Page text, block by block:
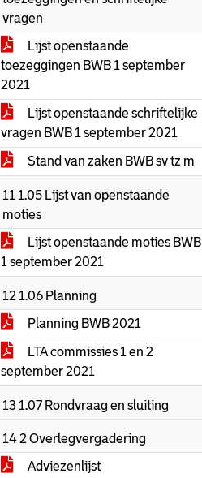
vragen
Lijst openstaande
toezeggingen BWB 1 september
2021
Lijst openstaande schriftelijke
vragen BWB 1 september 2021
Stand van zaken BWB sv tz m
11 1.05 Lijst van openstaande
moties
Lijst openstaande moties BWB
1 september 2021
12 1.06 Planning
Planning BWB 2021
LTA commissies 1 en 2
september 2021
13 1.07 Rondvraag en sluiting
14 2 Overlegvergadering
Adviezenlijst